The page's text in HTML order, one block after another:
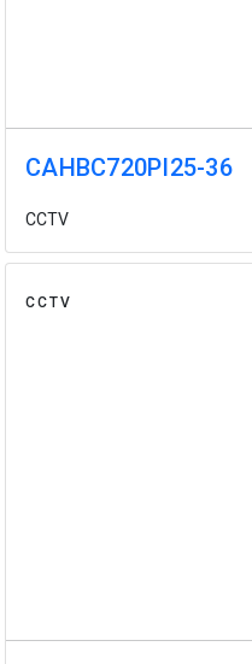
CAHBC720PI25-36
CCTV
CCTV